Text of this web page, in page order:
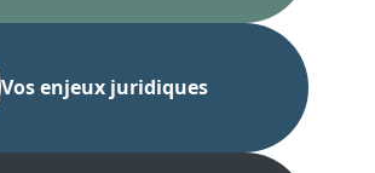
Vos enjeux juridiques